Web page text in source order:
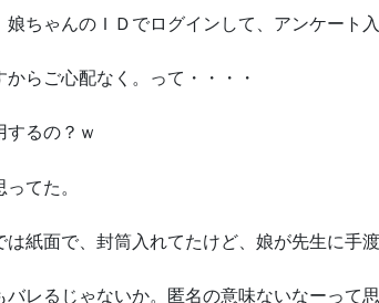
娘ちゃんのＩＤでログインして、アンケート入
からご心配なく。って・・・・
するの？ｗ
てた。
は紙面で、封筒入れてたけど、娘が先生に手渡
バレるじゃないか。匿名の意味ないなーって